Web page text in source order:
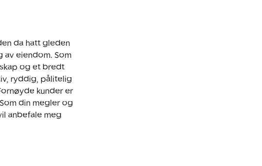
da hatt gleden
av eiendom. Som
og et bredt
ryddig, pålitelig
kunder er
din megler og
anbefale meg